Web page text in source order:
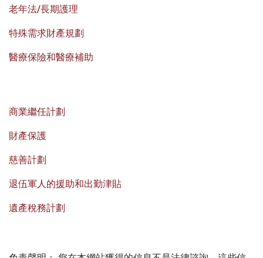
老年法/長期護理
特殊需求財產規劃
醫療保險和醫療補助
商業繼任計劃
財產保護
慈善計劃
退伍軍人的援助和出勤津貼
遺產稅務計劃